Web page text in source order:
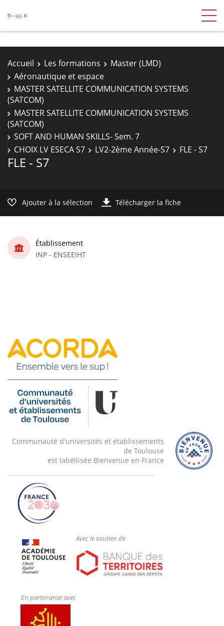
Accueil Les formations
Master (LMD)
Aéronautique et espace
MASTER SATELLITE COMMUNICATION SYSTEMS
(SATCOM)
MASTER SATELLITE COMMUNICATION SYSTEMS
(SATCOM)
SOFT AND HUMAN SKILLS- Sem. 7
CHOIX LV ESECA S7
LV2-2ème Année-S7 FLE - S7
FLE - S7
Ajouter à la sélection Télécharger la fiche
Établissement
INP - ENSEEIHT
Communauté d'universités et établissements
de Toulouse
est labéllisée Bienvenue en France
Avec le soutien de
En partenariat avec